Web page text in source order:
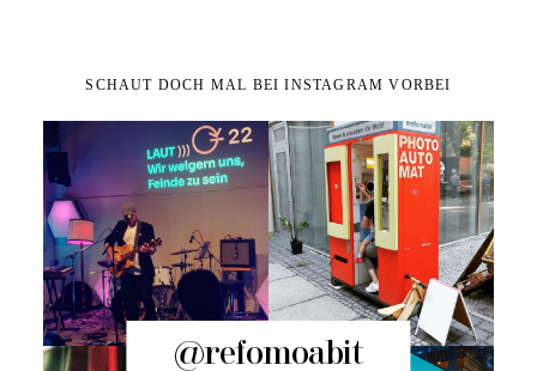
SCHAUT DOCH MAL BEI INSTAGRAM VORBEI
@refomoabit